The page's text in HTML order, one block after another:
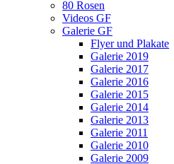
80 Rosen
Videos GF
Galerie GF
Flyer und Plakate
Galerie 2019
Galerie 2017
Galerie 2016
Galerie 2015
Galerie 2014
Galerie 2013
Galerie 2011
Galerie 2010
Galerie 2009